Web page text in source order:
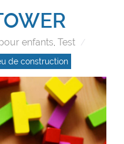
enfants Test
de construction